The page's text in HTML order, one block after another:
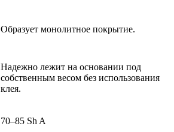
Образует монолитное покрытие.
Надежно лежит на основании под
собственным весом без использования
клея.
70–85 Sh A